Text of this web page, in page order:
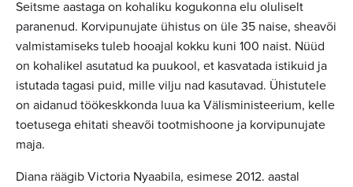
Seitsme aastaga on kohaliku kogukonna elu oluliselt
paranenud. Korvipunujate ühistus on üle 35 naise, sheavõi
valmistamiseks tuleb hooajal kokku kuni 100 naist. Nüüd
on kohalikel asutatud ka puukool, et kasvatada istikuid ja
istutada tagasi puid, mille vilju nad kasutavad. Ühistutele
on aidanud töökeskkonda luua ka Välisministeerium, kelle
toetusega ehitati sheavõi tootmishoone ja korvipunujate
maja.
Diana räägib Victoria Nyaabila, esimese 2012. aastal